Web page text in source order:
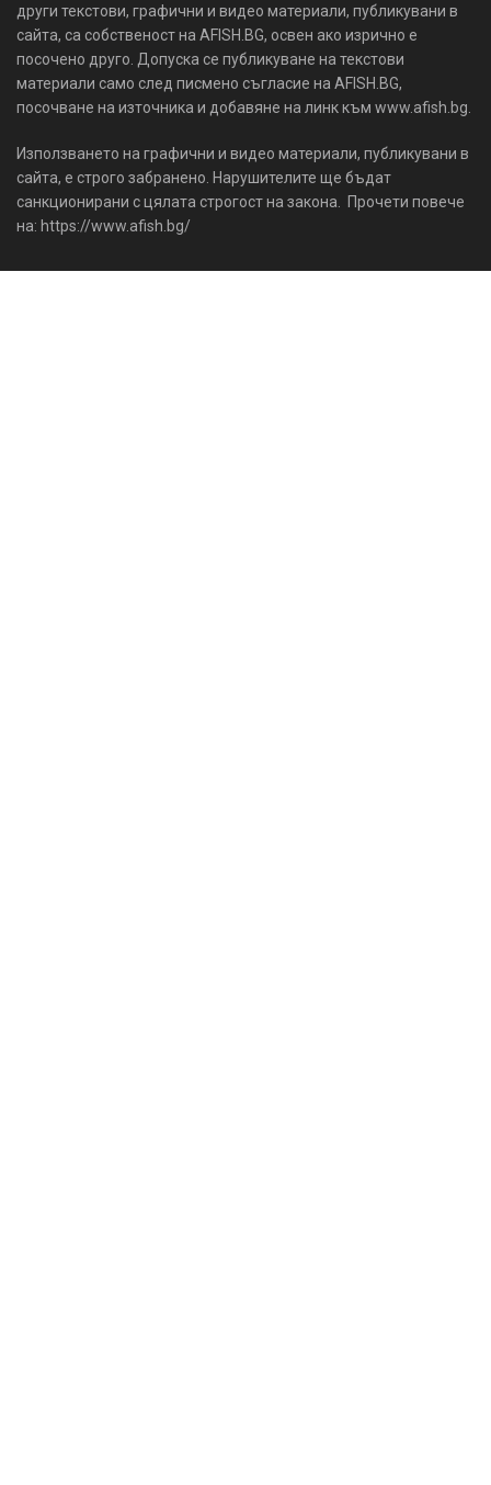
други текстови, графични и видео материали, публикувани в
сайта, са собственост на AFISH.BG, освен ако изрично е
посочено друго. Допуска се публикуване на текстови
материали само след писмено съгласие на AFISH.BG,
посочване на източника и добавяне на линк към www.afish.bg.
Използването на графични и видео материали, публикувани в
сайта, е строго забранено. Нарушителите ще бъдат
санкционирани с цялата строгост на закона. Прочети повече
на: https://www.afish.bg/